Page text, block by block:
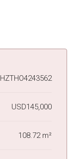
HZTHO4243562
USD145,000
108.72 m²